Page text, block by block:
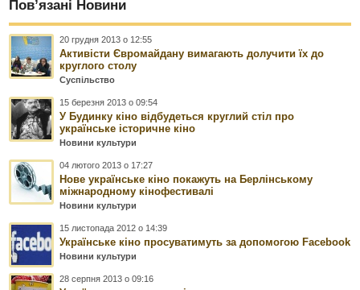
Пов’язані Новини
20 грудня 2013 о 12:55
Активісти Євромайдану вимагають долучити їх до
круглого столу
Суспільство
15 березня 2013 о 09:54
У Будинку кіно відбудеться круглий стіл про
українське історичне кіно
Новини культури
04 лютого 2013 о 17:27
Нове українське кіно покажуть на Берлінському
міжнародному кінофестивалі
Новини культури
15 листопада 2012 о 14:39
Українське кіно просуватимуть за допомогою Facebook
Новини культури
28 серпня 2013 о 09:16